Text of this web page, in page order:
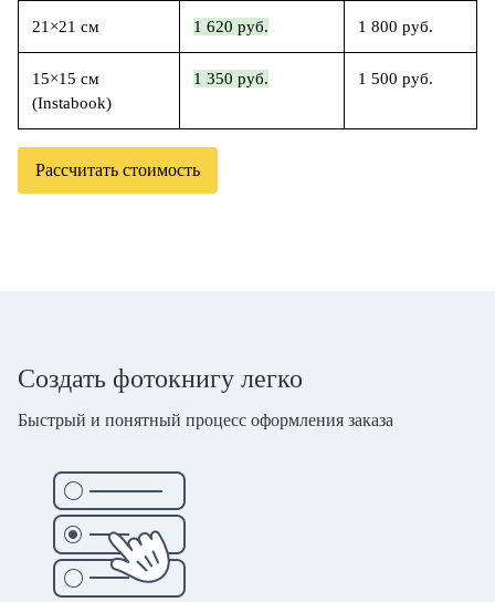
21×21 см 1 620 руб. 1 800 руб.
15×15 см
(Instabook)
1 350 руб. 1 500 руб.
Рассчитать стоимость
Создать фотокнигу легко
Быстрый и понятный процесс оформления заказа